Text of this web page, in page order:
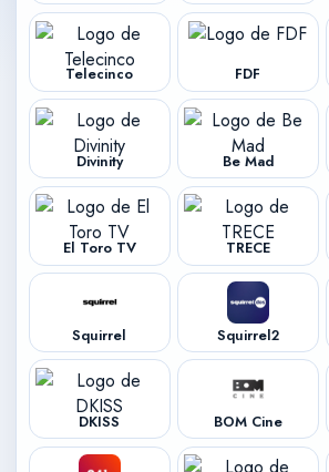
Telecinco FDF
Divinity Be Mad
El Toro TV TRECE
Squirrel Squirrel2
DKISS BOM Cine